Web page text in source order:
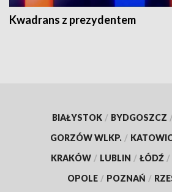
Kwadrans z prezydentem
BIAŁYSTOK / BYDGOSZCZ
GORZÓW WLKP. /
KRAKÓW / LUBLIN / ŁÓDŹ /
OPOLE / POZNAŃ /